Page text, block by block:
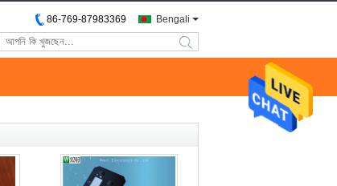
Bengali
86-769-87983369
search